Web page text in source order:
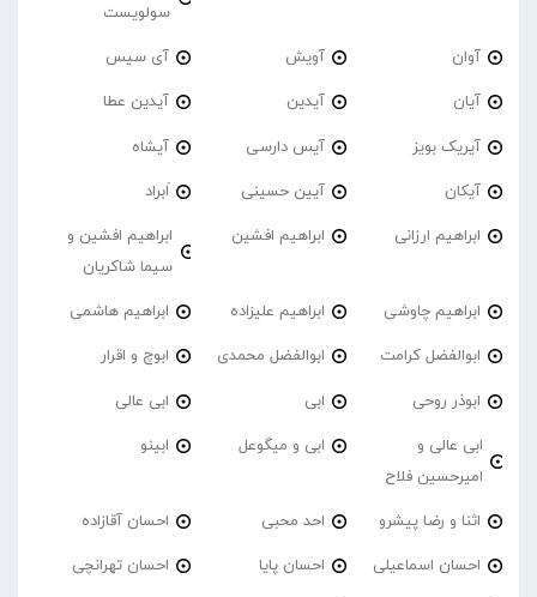
سولویست
آوان آویش آی سیس
آیان آیدین آیدین عطا
آیریک بویز آیس دارسی آیشاه
آیکان آیین حسینی اَبراد
ابراهیم ارزانی ابراهیم افشین
ابراهیم افشین و
سیما شاکریان
ابراهیم چاوشی ابراهیم علیزاده ابراهیم هاشمی
ابوالفضل کرامت ابوالفضل محمدی ابوچ و اقرار
ابوذر روحی ابی ابی عالی
ابی عالی و
امیرحسین فلاح
ابی و میگوعل ابینو
اثنا و رضا پیشرو احد محبی احسان آقازاده
احسان اسماعیلی احسان پایا احسان تهرانچی